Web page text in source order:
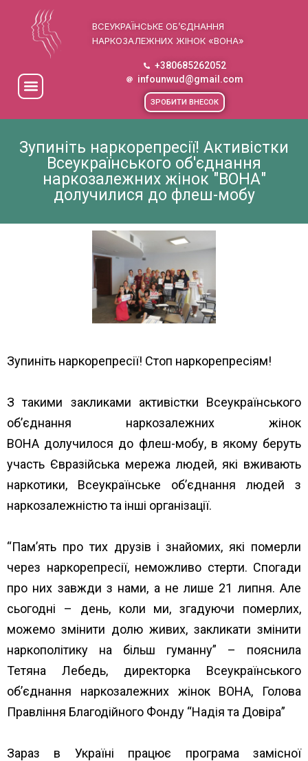
ВСЕУКРАЇНСЬКЕ ОБ’ЄДНАННЯ
НАРКОЗАЛЕЖНИХ ЖІНОК «ВОНА»
+380685262052
infounwud@gmail.com
ЗРОБИТИ ВНЕСОК
Зупиніть наркорепресії! Активістки
Всеукраїнського об'єднання
наркозалежних жінок "ВОНА"
долучилися до флеш-мобу
Зупиніть наркорепресії! Стоп наркорепресіям!
З такими закликами активістки Всеукраїнського
об’єднання наркозалежних жінок
ВОНА долучилося до флеш-мобу, в якому беруть
участь Євразійська мережа людей, які вживають
наркотики, Всеукраїнське об’єднання людей з
наркозалежністю та інші організації.
“Пам’ять про тих друзів і знайомих, які померли
через наркорепресії, неможливо стерти. Спогади
про них завжди з нами, а не лише 21 липня. Але
сьогодні – день, коли ми, згадуючи померлих,
можемо змінити долю живих, закликати змінити
наркополітику на більш гуманну” – пояснила
Тетяна Лебедь, директорка Всеукраїнського
об’єднання наркозалежних жінок ВОНА, Голова
Правління Благодійного Фонду “Надія та Довіра”
Зараз в Україні працює програма замісної